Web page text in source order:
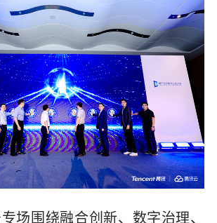
场围绕融合创新、数字治理、